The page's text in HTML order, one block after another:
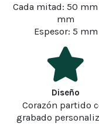
Cada mitad: 50
mm
Espesor: 5 mm
Diseño
Corazón partido
grabado